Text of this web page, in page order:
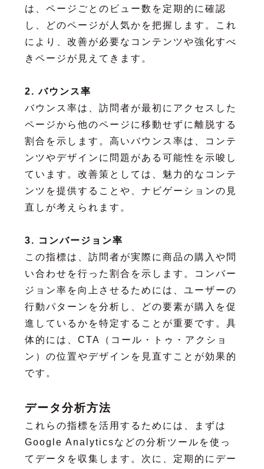
は、ページごとのビュー数を定期的に確認
し、どのページが人気かを把握します。これ
により、改善が必要なコンテンツや強化すべ
きページが見えてきます。
2. バウンス率
バウンス率は、訪問者が最初にアクセスした
ページから他のページに移動せずに離脱する
割合を示します。高いバウンス率は、コンテ
ンツやデザインに問題がある可能性を示唆し
ています。改善策としては、魅力的なコンテ
ンツを提供することや、ナビゲーションの見
直しが考えられます。
3. コンバージョン率
この指標は、訪問者が実際に商品の購入や問
い合わせを行った割合を示します。コンバー
ジョン率を向上させるためには、ユーザーの
行動パターンを分析し、どの要素が購入を促
進しているかを特定することが重要です。具
体的には、CTA（コール・トゥ・アクショ
ン）の位置やデザインを見直すことが効果的
です。
データ分析方法
これらの指標を活用するためには、まずは
Google Analyticsなどの分析ツールを使っ
てデータを収集します。次に、定期的にデー